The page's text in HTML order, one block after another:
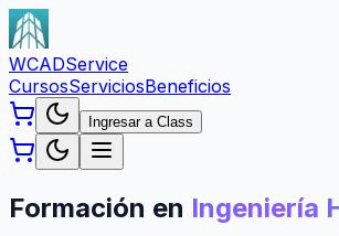
WCADService
CursosServiciosBeneficios
Ingresar a Class
Formación en Ingeniería